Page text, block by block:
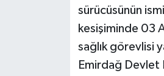
sürücüsünün
kesişiminde 03
sağlık görevlisi
Emirdağ Devlet